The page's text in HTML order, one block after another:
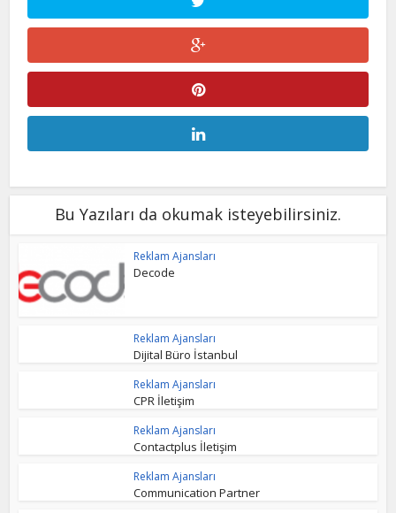
Bu Yazıları da okumak isteyebilirsiniz.
Reklam Ajansları
Decode
Reklam Ajansları
Dijital Büro İstanbul
Reklam Ajansları
CPR İletişim
Reklam Ajansları
Contactplus İletişim
Reklam Ajansları
Communication Partner